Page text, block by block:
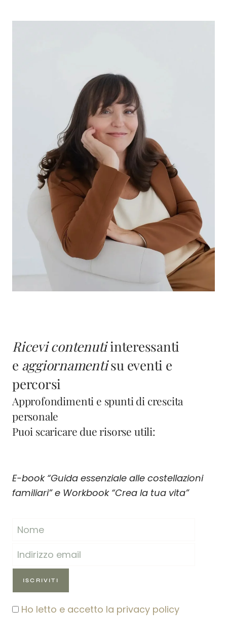
Ricevi contenutiinteressanti
e aggiornamentisu eventi e
percorsi
Approfondimenti e spunti di crescita
personale
Puoi scaricare due risorse utili:
E-book “Guida essenziale alle costellazioni
familiari” e Workbook “Crea la tua vita”
Ho letto e accetto la privacy policy